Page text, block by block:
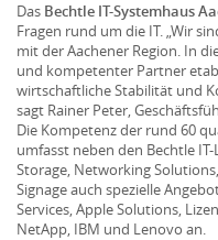
Das Bechtle IT-Systemhaus
Fragen rund um die IT. „Wir
mit der Aachener Region. In
und kompetenter Partner
wirtschaftliche Stabilität und
sagt Rainer Peter,
Die Kompetenz der rund 60
umfasst neben den Bechtle
Storage, Networking
Signage auch spezielle
Services, Apple Solutions,
NetApp, IBM und Lenovo an.